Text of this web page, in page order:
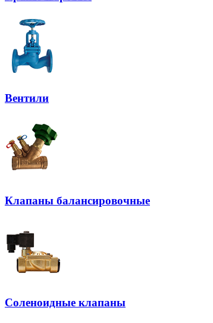
Вентили
Клапаны балансировочные
Соленоидные клапаны